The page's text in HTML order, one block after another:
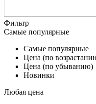
Фильтр
Самые популярные
Самые популярные
Цена (по
Цена (по убыванию)
Новинки
Любая цена